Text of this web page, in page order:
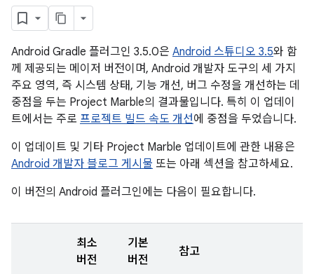
Android Gradle 플러그인 3.5.0은 Android 스튜디오 3.5와 함
께 제공되는 메이저 버전이며, Android 개발자 도구의 세 가지
주요 영역, 즉 시스템 상태, 기능 개선, 버그 수정을 개선하는 데
중점을 두는 Project Marble의 결과물입니다. 특히 이 업데이
트에서는 주로 프로젝트 빌드 속도 개선에 중점을 두었습니다.
이 업데이트 및 기타 Project Marble 업데이트에 관한 내용은
Android 개발자 블로그 게시물 또는 아래 섹션을 참고하세요.
이 버전의 Android 플러그인에는 다음이 필요합니다.
최소
버전
기본
버전
참고